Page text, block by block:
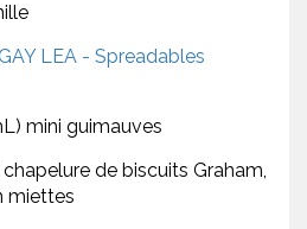
GAY LEA - Spreadables
mini guimauves
de biscuits Graham,
miettes